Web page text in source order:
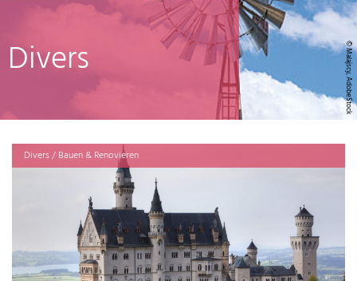
© Malajscy, AdobeStock
Divers
Divers / Bauen & Renovieren